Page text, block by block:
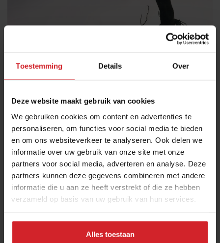
Toestemming Details Over
Deze website maakt gebruik van cookies
We gebruiken cookies om content en advertenties te
personaliseren, om functies voor social media te bieden
en om ons websiteverkeer te analyseren. Ook delen we
informatie over uw gebruik van onze site met onze
partners voor social media, adverteren en analyse. Deze
partners kunnen deze gegevens combineren met andere
informatie die u aan ze heeft verstrekt of die ze hebben
verzameld op basis van uw gebruik van hun services.
Alles toestaan
FIDAYS presents: De Vegetarische Slager
26 september 2016| 1 min